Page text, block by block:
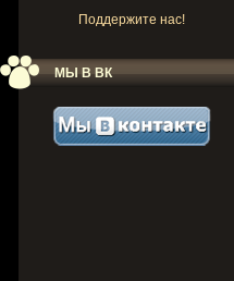
Поддержите нас!
МЫ В ВК